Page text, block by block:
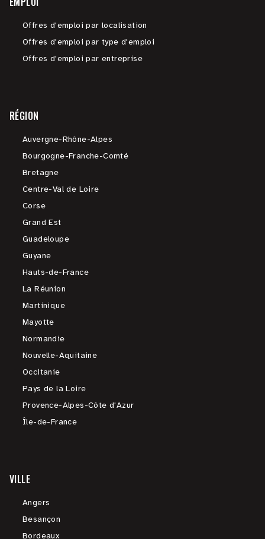
Offres d'emploi par localisation
Offres d'emploi par type d'emploi
Offres d'emploi par entreprise
RÉGION
Auvergne-Rhône-Alpes
Bourgogne-Franche-Comté
Bretagne
Centre-Val de Loire
Corse
Grand Est
Guadeloupe
Guyane
Hauts-de-France
La Réunion
Martinique
Mayotte
Normandie
Nouvelle-Aquitaine
Occitanie
Pays de la Loire
Provence-Alpes-Côte d'Azur
Île-de-France
VILLE
Angers
Besançon
Bordeaux